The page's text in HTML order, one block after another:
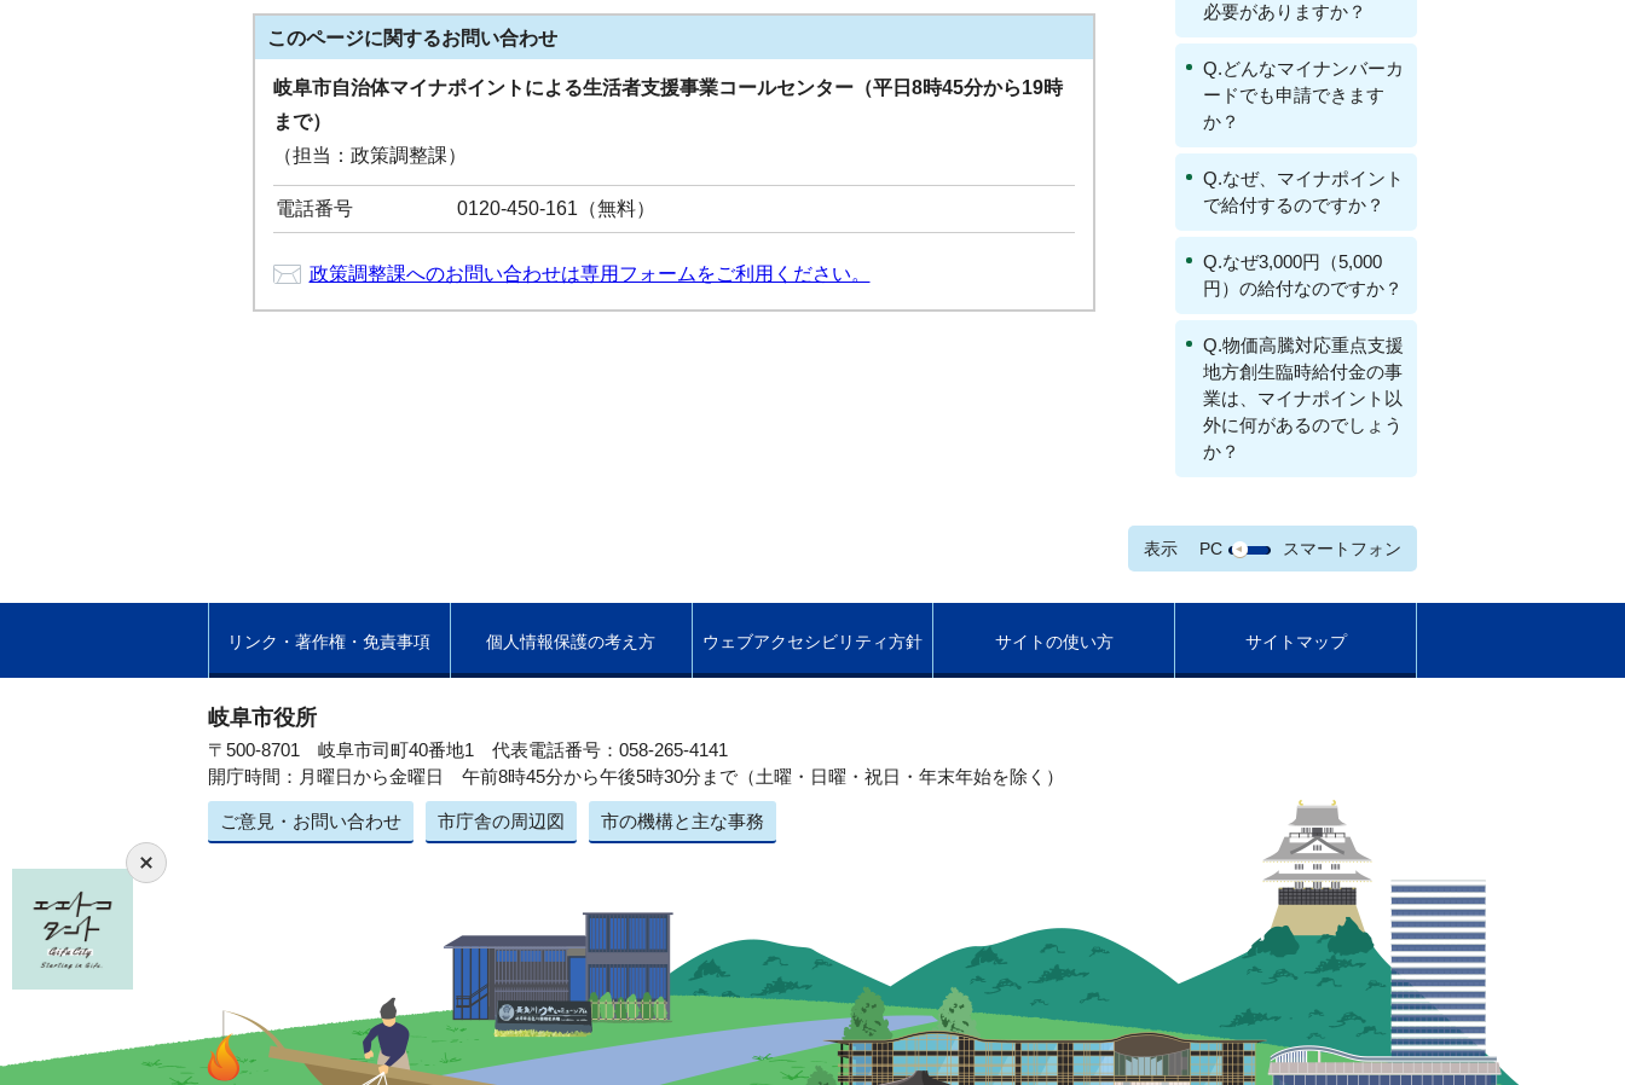
このページに関するお問い合わせ
岐阜市自治体マイナポイントによる生活者支援事業コールセンター（平日8時45分から19時
まで）
（担当：政策調整課）
電話番号 0120-450-161（無料）
政策調整課へのお問い合わせは専用フォームをご利用ください。
必要がありますか？
Q.どんなマイナンバーカ
ードでも申請できます
か？
Q.なぜ、マイナポイント
で給付するのですか？
Q.なぜ3,000円（5,000
円）の給付なのですか？
Q.物価高騰対応重点支援
地方創生臨時給付金の事
業は、マイナポイント以
外に何があるのでしょう
か？
表示 PC スマートフォン
リンク・著作権・免責事項 個人情報保護の考え方 ウェブアクセシビリティ方針 サイトの使い方 サイトマップ
岐阜市役所
〒500-8701 岐阜市司町40番地1 代表電話番号：058-265-4141
開庁時間：月曜日から金曜日 午前8時45分から午後5時30分まで（土曜・日曜・祝日・年末年始を除く）
ご意見・お問い合わせ 市庁舎の周辺図 市の機構と主な事務